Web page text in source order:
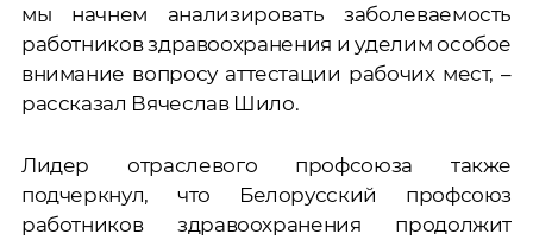
мы начнем анализировать заболеваемость
работников здравоохранения и уделим особое
внимание вопросу аттестации рабочих мест, –
рассказал Вячеслав Шило.
Лидер отраслевого профсоюза также
подчеркнул, что Белорусский профсоюз
работников здравоохранения продолжит